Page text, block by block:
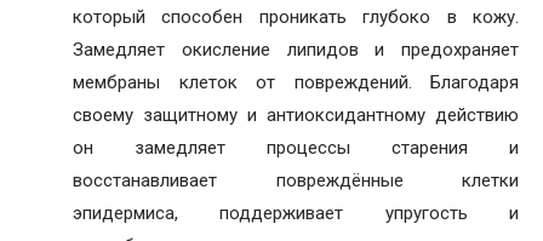
который способен проникать глубоко в кожу.
Замедляет окисление липидов и предохраняет
мембраны клеток от повреждений. Благодаря
своему защитному и антиоксидантному действию
он замедляет процессы старения и
восстанавливает повреждённые клетки
эпидермиса, поддерживает упругость и